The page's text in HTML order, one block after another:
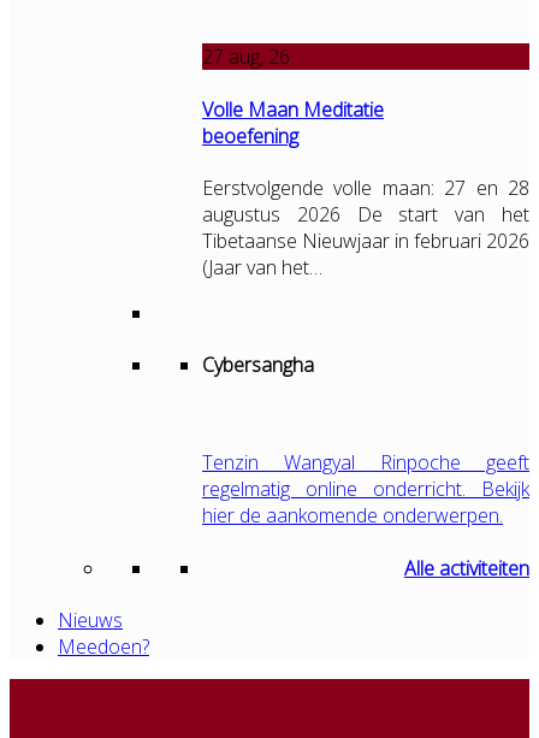
27 aug, 26
Volle Maan Meditatie
beoefening
Eerstvolgende volle maan: 27 en 28
augustus 2026 De start van het
Tibetaanse Nieuwjaar in februari 2026
(Jaar van het…
Cybersangha
Tenzin Wangyal Rinpoche geeft
regelmatig online onderricht. Bekijk
hier de aankomende onderwerpen.
Alle activiteiten
Nieuws
Meedoen?